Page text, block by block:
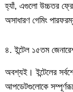
হ্যাঁ, এগুলো উচ্চতর
অসাধারণ গেমিং
৪. ইন্টেল ১৫তম
অবশ্যই। ইন্টেলের
আপডেটগুলোকে